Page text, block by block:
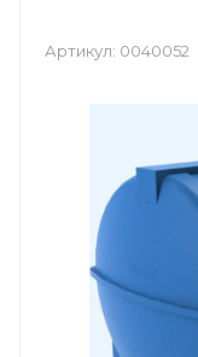
Артикул: 0040052